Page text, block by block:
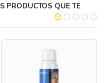
PRODUCTOS QUE TE